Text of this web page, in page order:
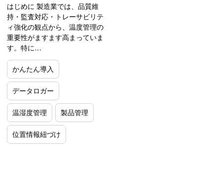
はじめに 製造業では、品質維
持・監査対応・トレーサビリテ
ィ強化の観点から、温度管理の
重要性がますます高まっていま
す。特に…
かんたん導入
データロガー
温湿度管理 製品管理
位置情報紐づけ